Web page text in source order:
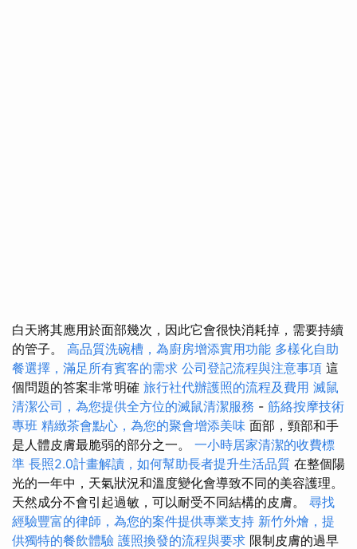
白天將其應用於面部幾次，因此它會很快消耗掉，需要持續
的管子。 高品質洗碗槽，為廚房增添實用功能 多樣化自助
餐選擇，滿足所有賓客的需求 公司登記流程與注意事項 這
個問題的答案非常明確 旅行社代辦護照的流程及費用 滅鼠
清潔公司，為您提供全方位的滅鼠清潔服務 - 筋絡按摩技術
專班 精緻茶會點心，為您的聚會增添美味 面部，頸部和手
是人體皮膚最脆弱的部分之一。 一小時居家清潔的收費標
準 長照2.0計畫解讀，如何幫助長者提升生活品質 在整個陽
光的一年中，天氣狀況和溫度變化會導致不同的美容護理。
天然成分不會引起過敏，可以耐受不同結構的皮膚。 尋找
經驗豐富的律師，為您的案件提供專業支持 新竹外燴，提
供獨特的餐飲體驗 護照換發的流程與要求 限制皮膚的過早